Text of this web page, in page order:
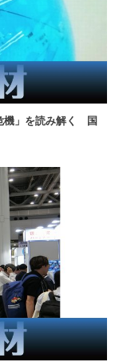
機」を読み解く 国